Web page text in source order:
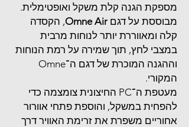
מספקת הגנה קלת משקל ואופטימלית.
מבוססת על דגם Omne Air, הקסדה
קלה ומאווררת יותר לנוחות מרבית
במצבי לחץ, תוך שמירה על רמת הנוחות
וההגנה המוכרת של דגם ה־Omne
המקורי.
מעטפת ה־PC החיצונית צומצמה כדי
להפחית במשקל, והוספת פתחי אוורור
אחוריים משפרת את זרימת האוויר דרך